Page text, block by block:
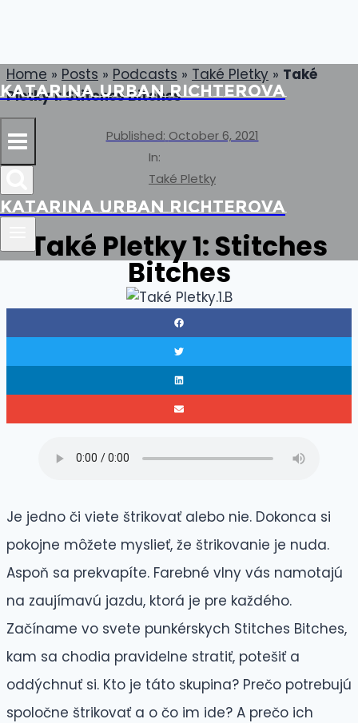
Skip
to
content
Katarina Urban Richterova
Katarina Urban Richterova
Home » Posts » Podcasts » Také Pletky » Také
Pletky 1: Stitches Bitches
Published: October 6, 2021
In:
Také Pletky
Také Pletky 1: Stitches
Bitches
Je jedno či viete štrikovať alebo nie. Dokonca si
pokojne môžete myslieť, že štrikovanie je nuda.
Aspoň sa prekvapíte. Farebné vlny vás namotajú
na zaujímavú jazdu, ktorá je pre každého.
Začíname vo svete punkérskych Stitches Bitches,
kam sa chodia pravidelne stratiť, potešiť a
oddýchnuť si. Kto je táto skupina? Prečo potrebujú
spoločne štrikovať a o čo im ide? A prečo ich